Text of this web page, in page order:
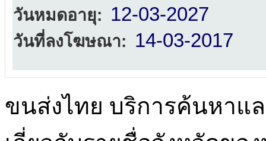
วันหมดอายุ: 12-03-2027
วันที่ลงโฆษณา: 14-03-2017
ขนส่งไทย บริการค้นหาแ